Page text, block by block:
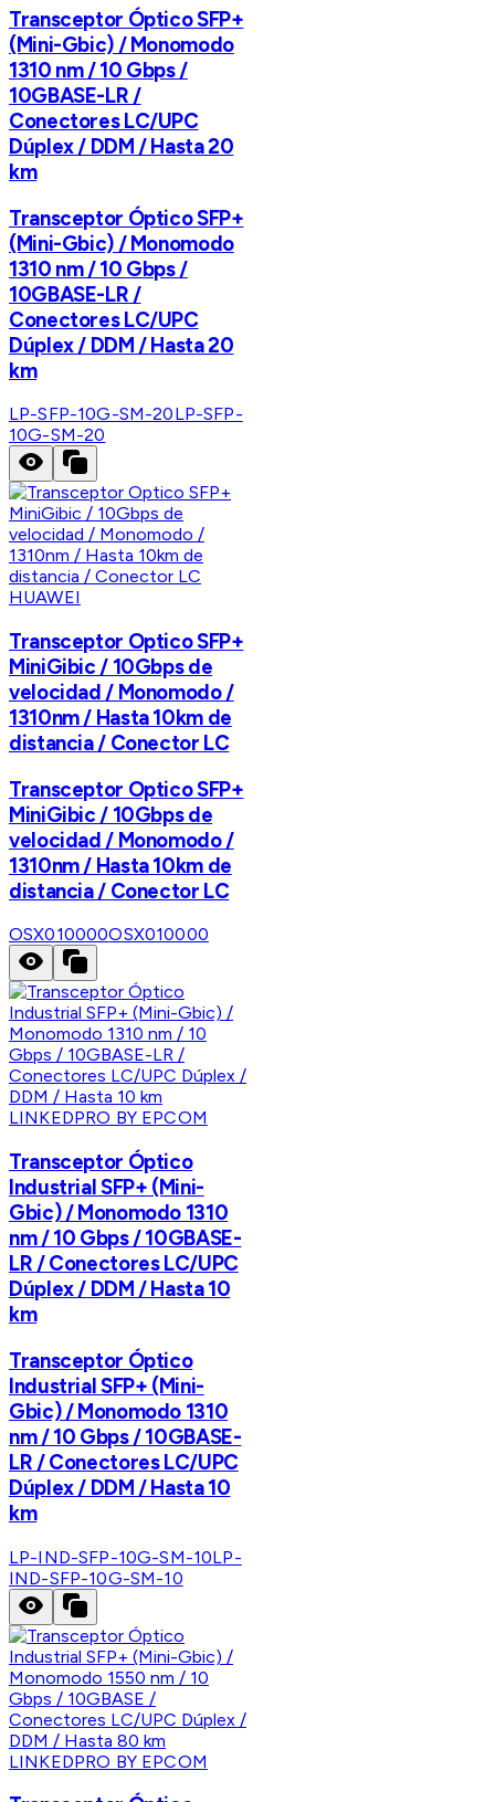
Transceptor Óptico SFP+
(Mini-Gbic) / Monomodo
1310 nm / 10 Gbps /
10GBASE-LR /
Conectores LC/UPC
Dúplex / DDM / Hasta 20
km
Transceptor Óptico SFP+
(Mini-Gbic) / Monomodo
1310 nm / 10 Gbps /
10GBASE-LR /
Conectores LC/UPC
Dúplex / DDM / Hasta 20
km
LP-SFP-10G-SM-20LP-SFP-
10G-SM-20
HUAWEI
Transceptor Optico SFP+
MiniGibic / 10Gbps de
velocidad / Monomodo /
1310nm / Hasta 10km de
distancia / Conector LC
Transceptor Optico SFP+
MiniGibic / 10Gbps de
velocidad / Monomodo /
1310nm / Hasta 10km de
distancia / Conector LC
OSX010000OSX010000
LINKEDPRO BY EPCOM
Transceptor Óptico
Industrial SFP+ (Mini-
Gbic) / Monomodo 1310
nm / 10 Gbps / 10GBASE-
LR / Conectores LC/UPC
Dúplex / DDM / Hasta 10
km
Transceptor Óptico
Industrial SFP+ (Mini-
Gbic) / Monomodo 1310
nm / 10 Gbps / 10GBASE-
LR / Conectores LC/UPC
Dúplex / DDM / Hasta 10
km
LP-IND-SFP-10G-SM-10LP-
IND-SFP-10G-SM-10
LINKEDPRO BY EPCOM